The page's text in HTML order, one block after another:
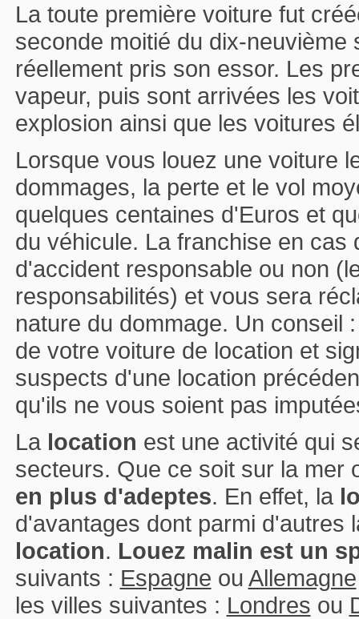
La toute première voiture fut
seconde moitié du dix-
réellement pris son essor. Les
vapeur, puis sont arrivées les
explosion ainsi que les voitures
Lorsque vous louez une voiture
dommages, la perte et le vol
quelques centaines d'Euros et
du véhicule. La franchise en
d'accident responsable ou non
responsabilités) et vous sera
nature du dommage. Un conseil
de votre voiture de location et
suspects d'une location
qu'ils ne vous soient pas
La location est une activité qui
secteurs. Que ce soit sur la mer
en plus d'adeptes. En effet, la
d'avantages dont parmi d'autres
location. Louez malin est un
suivants : Espagne ou Allemagne
les villes suivantes : Londres ou